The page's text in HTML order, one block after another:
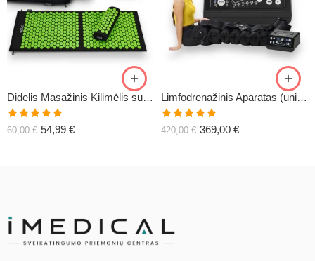
Didelis Masažinis Kilimėlis su Pagalve XL-CLASSIC1
Įvertinimas:
5.00
60,00€ 54,99 €
Limfodrenažinis Aparatas (universalus) C6
Įvertinimas:
5.00
420,00€ 369,00 €